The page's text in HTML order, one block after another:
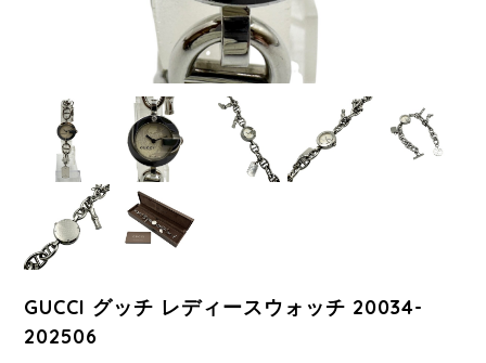
GUCCI グッチ レディースウォッチ 20034-
202506